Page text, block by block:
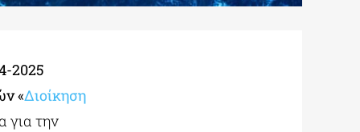
2025
«Διοίκηση
την